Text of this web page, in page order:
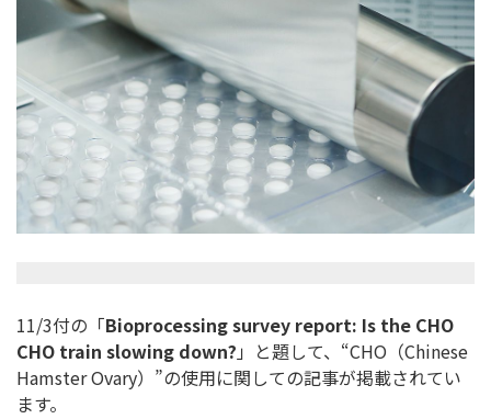
11/3付の「Bioprocessing survey report: Is the CHO
CHO train slowing down? 」と題して、“CHO（Chinese
Hamster Ovary）”の使用に関しての記事が掲載されてい
ます。